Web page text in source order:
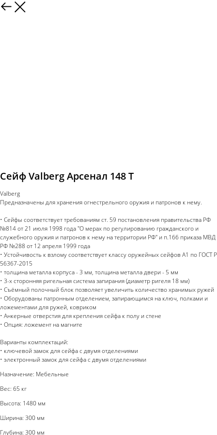
Сейф Valberg Арсенал 148 Т
Valberg
Предназначены для хранения огнестрельного оружия и патронов к нему.
• Сейфы соответствует требованиям ст. 59 постановления правительства РФ
№814 от 21 июля 1998 года "О мерах по регулированию гражданского и
служебного оружия и патронов к нему на территории РФ" и п.166 приказа МВД
РФ №288 от 12 апреля 1999 года
• Устойчивость к взлому соответствует классу оружейных сейфов А1 по ГОСТ Р
56367-2015
• толщина металла корпуса - 3 мм, толщина металла двери - 5 мм
• 3-х сторонняя ригельная система запирания (диаметр ригеля 18 мм)
• Съёмный полочный блок позволяет увеличить количество хранимых ружей
• Оборудованы патронным отделением, запирающимся на ключ, полками и
ложементами для ружей, ковриком
• Анкерные отверстия для крепления сейфа к полу и стене
• Опция: ложемент на магните
Варианты комплектаций:
• ключевой замок для сейфа с двумя отделениями
• электронный замок для сейфа с двумя отделениями
Назначение: Мебельные
Вес: 65 кг
Высота: 1480 мм
Ширина: 300 мм
Глубина: 300 мм